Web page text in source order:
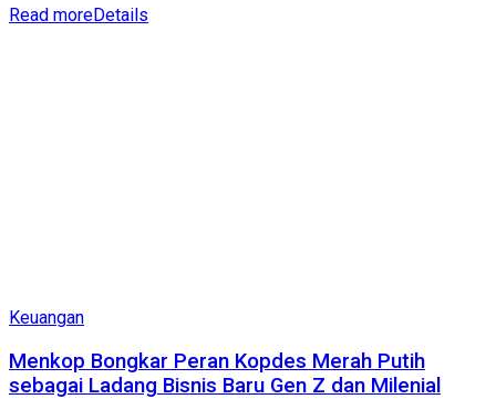
Read moreDetails
Keuangan
Menkop Bongkar Peran Kopdes Merah Putih
sebagai Ladang Bisnis Baru Gen Z dan Milenial